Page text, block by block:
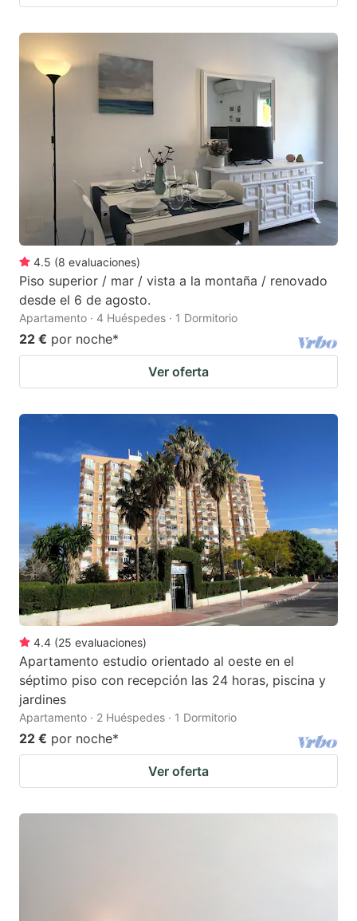
4.5 (8 evaluaciones)
Piso superior / mar / vista a la montaña / renovado
desde el 6 de agosto.
Apartamento · 4 Huéspedes · 1 Dormitorio
22 € por noche*
Ver oferta
4.4 (25 evaluaciones)
Apartamento estudio orientado al oeste en el
séptimo piso con recepción las 24 horas, piscina y
jardines
Apartamento · 2 Huéspedes · 1 Dormitorio
22 € por noche*
Ver oferta